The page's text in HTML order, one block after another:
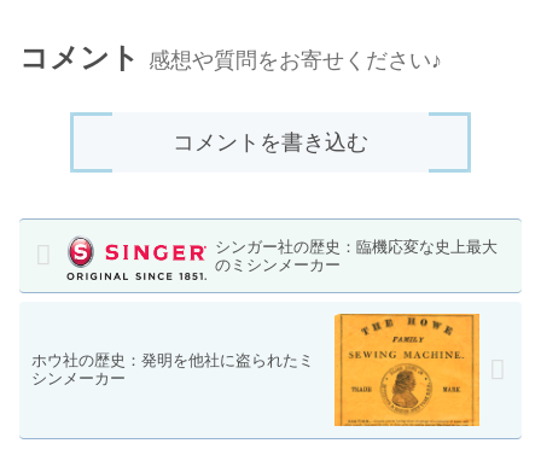
コメント 感想や質問をお寄せください♪
コメントを書き込む
シンガー社の歴史：臨機応変な史上最大
のミシンメーカー
ホウ社の歴史：発明を他社に盗られたミ
シンメーカー